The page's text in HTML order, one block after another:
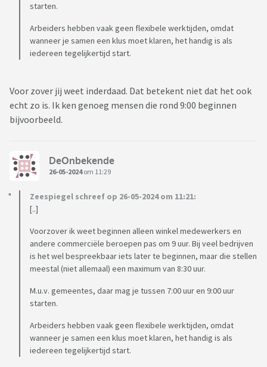
starten.
Arbeiders hebben vaak geen flexibele werktijden, omdat
wanneer je samen een klus moet klaren, het handig is als
iedereen tegelijkertijd start.
Voor zover jij weet inderdaad. Dat betekent niet dat het ook
echt zo is. Ik ken genoeg mensen die rond 9:00 beginnen
bijvoorbeeld.
DeOnbekende
26-05-2024om 11:29
Zeespiegel schreef op 26-05-2024 om 11:21:
[..]
Voorzover ik weet beginnen alleen winkel medewerkers en
andere commerciële beroepen pas om 9 uur. Bij veel bedrijven
is het wel bespreekbaar iets later te beginnen, maar die stellen
meestal (niet allemaal) een maximum van 8:30 uur.
M.u.v. gemeentes, daar mag je tussen 7:00 uur en 9:00 uur
starten.
Arbeiders hebben vaak geen flexibele werktijden, omdat
wanneer je samen een klus moet klaren, het handig is als
iedereen tegelijkertijd start.